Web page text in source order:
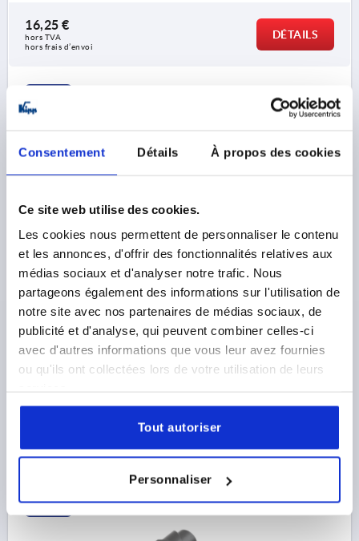
Consentement Détails À propos des cookies
Ce site web utilise des cookies.
Les cookies nous permettent de personnaliser le contenu
et les annonces, d'offrir des fonctionnalités relatives aux
médias sociaux et d'analyser notre trafic. Nous
partageons également des informations sur l'utilisation de
notre site avec nos partenaires de médias sociaux, de
publicité et d'analyse, qui peuvent combiner celles-ci
avec d'autres informations que vous leur avez fournies
ou qu'ils ont collectées lors de votre utilisation de leurs
Tout autoriser
Personnaliser
16,25 €
hors TVA
hors frais d’envoi
DÉTAILS
DOIGT INDEXAGE VERR. AVEC BUTÉE, GAUCHE, D=8,
M12, FORME:A AVEC DOUILLE FILETÉ, ACIER BRUNI
DIAMÈTRE DU DOIGT D'INDEXAGE=8
LONGUEUR DE POIGNÉE=30
FORME=A
MODÈLE 2=À GAUCHE
D1=M12 D2=12 L=47,4
L3=19
B=10,8
B1=3,6 H=8 SW1=12
F X 30°=2,3
FORCE DU RESSORT INITIALE F1 ENV. N=5
FORCE DU RESSORT FINALE F2 ENV. N=15
hors TVA
hors frais d’envoi
K1674